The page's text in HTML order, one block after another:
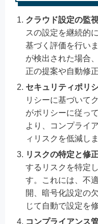
クラウド設定の監
スの設定を継続的
基づく評価を行い
が検出された場合
正の提案や自動修
セキュリティポリ
リシーに基づいて
がポリシーに従っ
より、コンプライ
ィリスクを低減しま
リスクの特定と修
するリスクを特定
す。これには、不
開、暗号化設定の
じて自動で設定を
コンプライアンス